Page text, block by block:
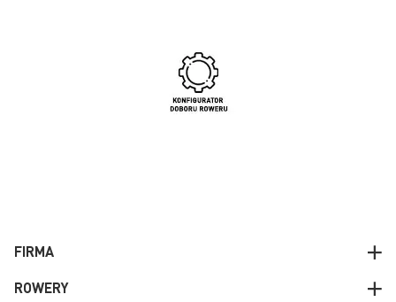
FIRMA
ROWERY